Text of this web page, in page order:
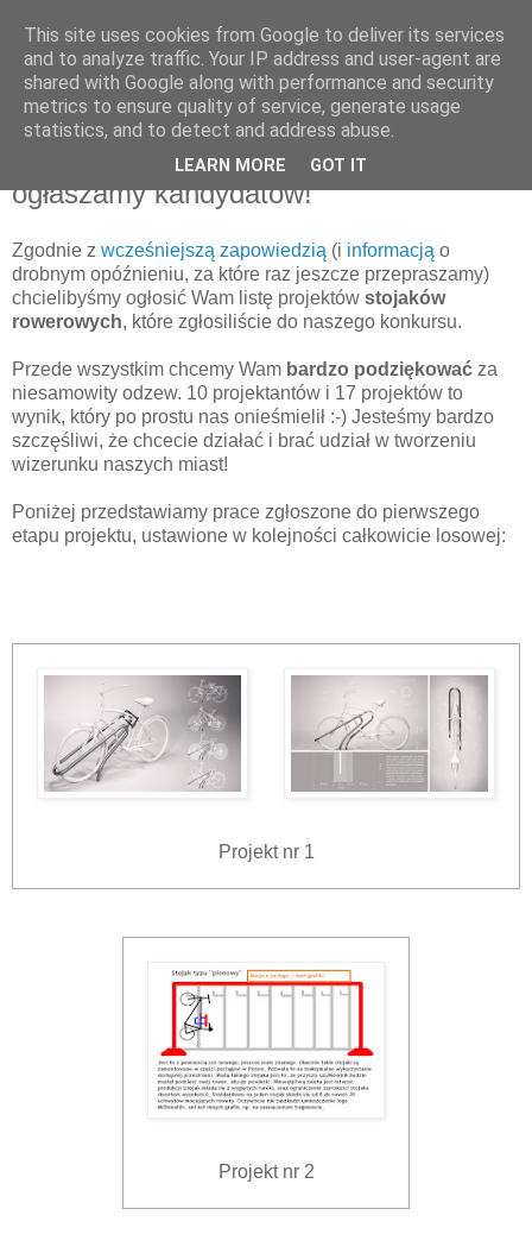
23 lipca 2013
Konkurs na nalepszy stojak rowerowy:
ogłaszamy kandydatów!
Zgodnie z wcześniejszą zapowiedzią (i informacją o
drobnym opóźnieniu, za które raz jeszcze przepraszamy)
chcielibyśmy ogłosić Wam listę projektów stojaków
rowerowych, które zgłosiliście do naszego konkursu.
Przede wszystkim chcemy Wam bardzo podziękować za
niesamowity odzew. 10 projektantów i 17 projektów to
wynik, który po prostu nas onieśmielił :-) Jesteśmy bardzo
szczęśliwi, że chcecie działać i brać udział w tworzeniu
wizerunku naszych miast!
Poniżej przedstawiamy prace zgłoszone do pierwszego
etapu projektu, ustawione w kolejności całkowicie losowej:
Projekt nr 1
Projekt nr 2
This site uses cookies from Google to deliver its services
and to analyze traffic. Your IP address and user-agent are
shared with Google along with performance and security
metrics to ensure quality of service, generate usage
statistics, and to detect and address abuse.
LEARN MORE GOT IT